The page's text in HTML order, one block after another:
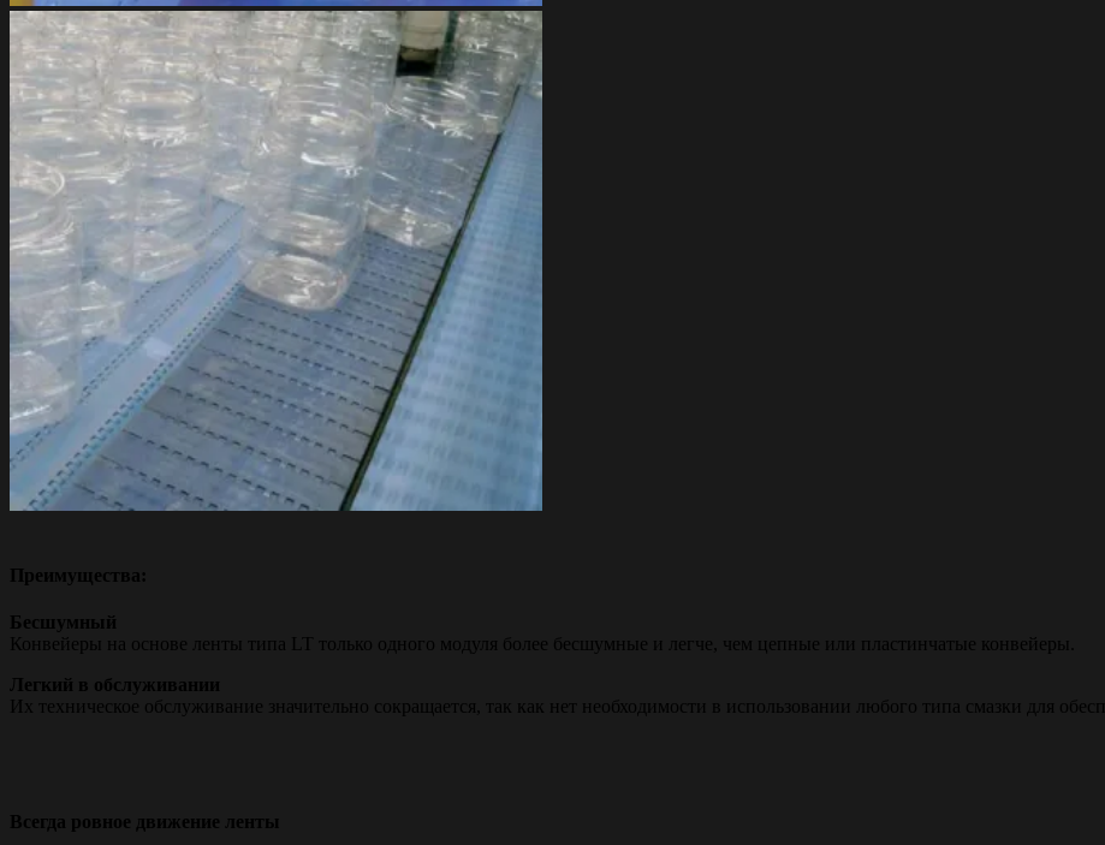
Преимущества:
Бесшумный
Конвейеры на основе ленты типа LT только одного модуля более бесшумные и легче, чем цепные или пластинчатые конвейеры.
Легкий в обслуживании
Их техническое обслуживание значительно сокращается, так как нет необходимости в использовании любого типа смазки для
Всегда ровное движение ленты